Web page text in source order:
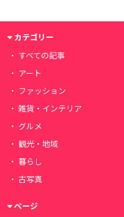
カテゴリー
すべての記事
アート
ファッション
雑貨・インテリア
グルメ
観光・地域
暮らし
古写真
ページ